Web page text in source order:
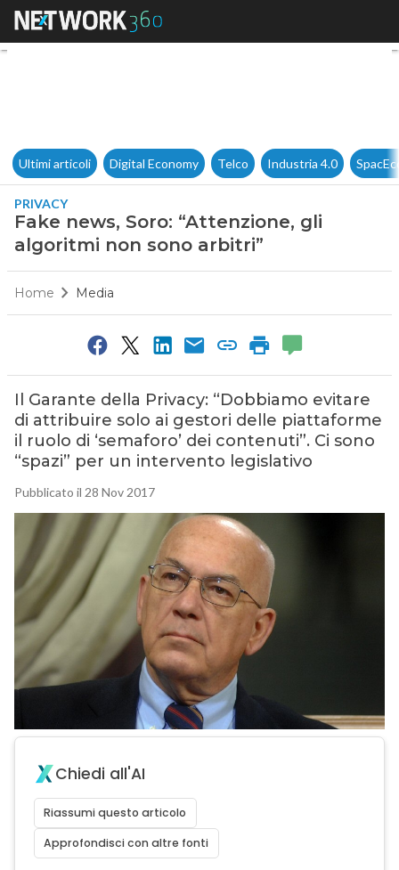
Fake news, Soro:
Ultimi articoli Digital Economy Telco Industria 4.0
PRIVACY
Fake news, Soro: “Attenzione, gli
algoritmi non sono arbitri”
Home Media
Il Garante della Privacy: “Dobbiamo evitare
di attribuire solo ai gestori delle piattaforme
il ruolo di ‘semaforo’ dei contenuti”. Ci sono
“spazi” per un intervento legislativo
Pubblicato il 28 Nov 2017
Chiedi all'AI
Riassumi questo articolo
Approfondisci con altre fonti